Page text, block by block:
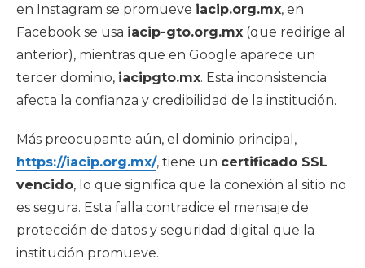
en Instagram se promueve iacip.org.mx, en
Facebook se usa iacip-gto.org.mx (que redirige al
anterior), mientras que en Google aparece un
tercer dominio, iacipgto.mx. Esta inconsistencia
afecta la confianza y credibilidad de la institución.
Más preocupante aún, el dominio principal,
https://iacip.org.mx/, tiene un certificado SSL
vencido, lo que significa que la conexión al sitio no
es segura. Esta falla contradice el mensaje de
protección de datos y seguridad digital que la
institución promueve.